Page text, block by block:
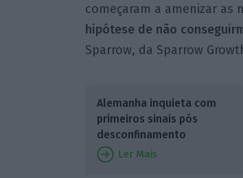
começaram a amenizar as
hipótese de não
Sparrow, da Sparrow
Alemanha inquieta com
primeiros sinais pós
desconfinamento
Ler Mais